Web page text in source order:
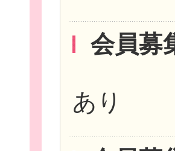
会員募
あり